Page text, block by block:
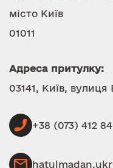
місто Київ
01011
Адреса притулку:
03141, Київ,
+38 (073) 412